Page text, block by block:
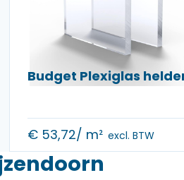
Budget Plexiglas
€53,72/ m² excl. BTW